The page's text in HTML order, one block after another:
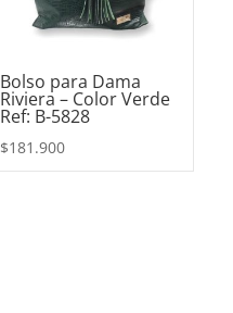
Bolso para Dama
Riviera – Color Verde
Ref: B-5828
$181.900